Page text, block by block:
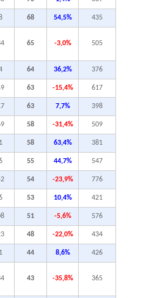
68 54,5% 435
65 -3,0% 505
64 36,2% 376
63 -15,4% 617
63 7,7% 398
58 -31,4% 509
58 63,4% 381
55 44,7% 547
54 -23,9% 776
53 10,4% 421
51 -5,6% 576
48 -22,0% 434
44 8,6% 426
43 -35,8% 365